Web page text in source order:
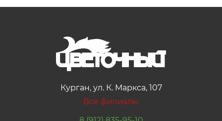
Курган, ул. К. Маркса, 107
Все филиалы